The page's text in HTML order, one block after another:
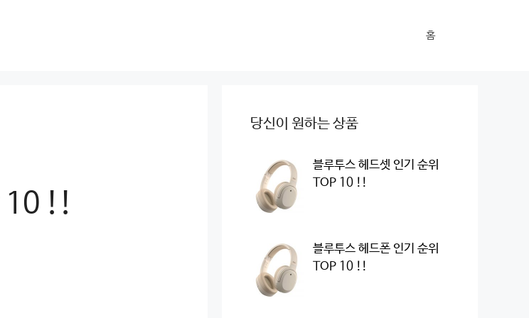
홈
10 !!
당신이 원하는 상품
블루투스 헤드셋 인기 순위
TOP 10 !!
블루투스 헤드폰 인기 순위
TOP 10 !!